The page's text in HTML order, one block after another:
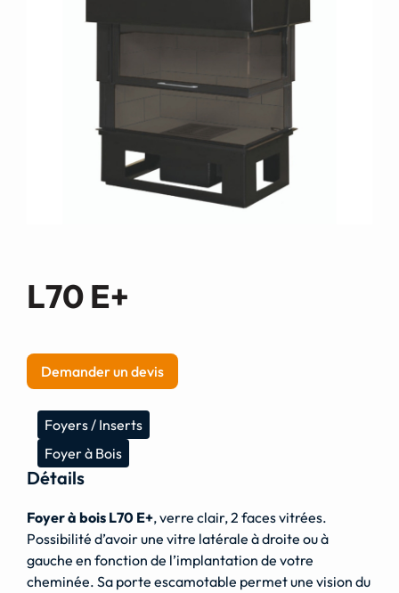
L70 E+
Demander un devis
Foyers / Inserts
Foyer à Bois
Détails
Foyer à bois L70 E+, verre clair, 2 faces vitrées.
Possibilité d’avoir une vitre latérale à droite ou à
gauche en fonction de l’implantation de votre
cheminée. Sa porte escamotable permet une vision du